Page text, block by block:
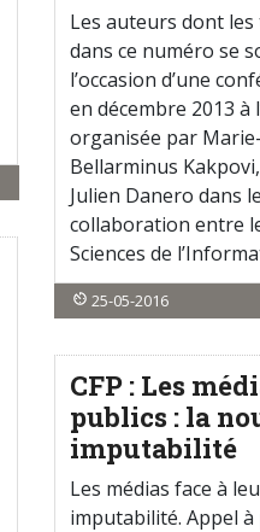
Les auteurs dont
dans ce numéro se
l’occasion d’une
en décembre 2013 à
organisée par
Bellarminus
Julien Danero dans
collaboration entre
Sciences de
25-05-2016
CFP : Les
publics : la
imputabilité
Les médias face à
imputabilité. Appel